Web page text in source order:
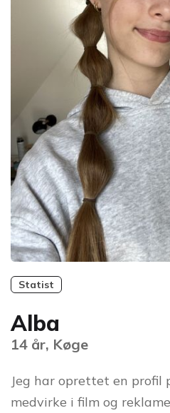
Statist
Alba
14 år, Køge
Jeg har oprettet en profil
medvirke i film og